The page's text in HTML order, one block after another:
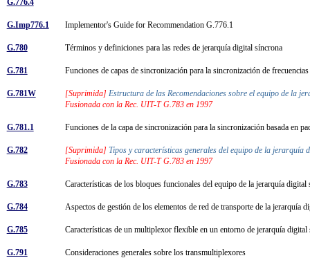
G.Imp776.1 Implementor's Guide for Recommendation G.776.1
G.780 Términos y definiciones para las redes de jerarquía digital síncrona
G.781 Funciones de capas de sincronización para la sincronización de
G.781W [Suprimida] Estructura de las Recomendaciones sobre el equipo de la
Fusionada con la Rec. UIT-T G.783 en 1997
G.781.1 Funciones de la capa de sincronización para la sincronización basada en
G.782 [Suprimida] Tipos y características generales del equipo de la
Fusionada con la Rec. UIT-T G.783 en 1997
G.783 Características de los bloques funcionales del equipo de la jerarquía
G.784 Aspectos de gestión de los elementos de red de transporte de la
G.785 Características de un multiplexor flexible en un entorno de jerarquía
G.791 Consideraciones generales sobre los transmultiplexores